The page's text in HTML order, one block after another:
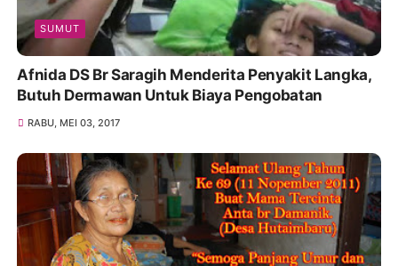
SUMUT
Afnida DS Br Saragih Menderita Penyakit Langka,
Butuh Dermawan Untuk Biaya Pengobatan
RABU, MEI 03, 2017